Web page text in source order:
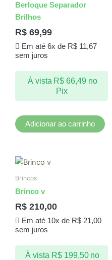
Berloque Separador
Brilhos
R$ 69,99
Em até 6x de R$11,67
sem juros
À vista R$ 66,49 no
Pix
Adicionar ao carrinho
Brincos
Brinco v
R$ 210,00
Em até 10x de R$21,00
sem juros
À vista R$199,50 no